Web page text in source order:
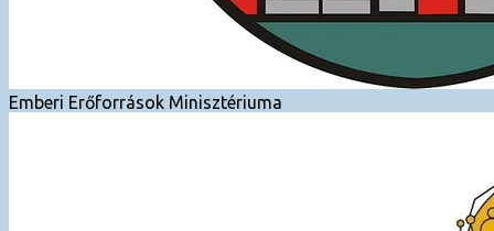
Emberi Erőforrások Minisztériuma